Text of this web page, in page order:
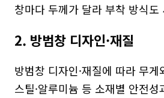
창마다 두께가 달라 부착 방식도
2. 방범창 디자인·재질
방범창 디자인·재질에 따라 무
스틸·알루미늄 등 소재별 안전